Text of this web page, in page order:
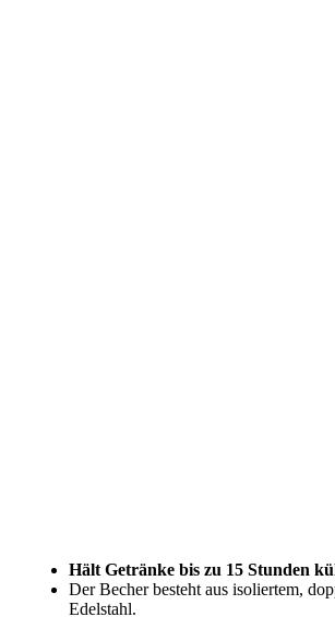
Hält Getränke bis zu 15 Stunden
Der Becher besteht aus isoliertem,
Edelstahl.